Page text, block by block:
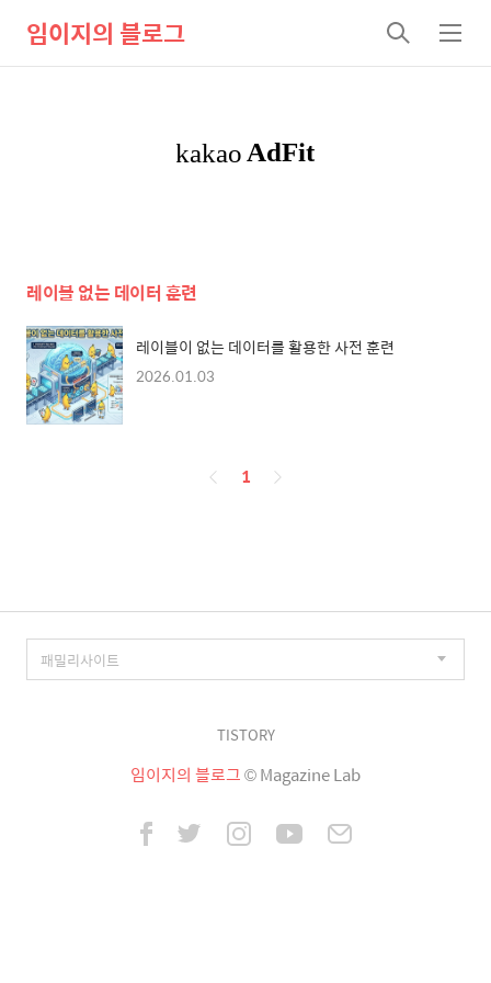
임이지의 블로그
검
색
메
뉴
레이블 없는 데이터 훈련
레이블이 없는 데이터를 활용한 사전 훈련
2026.01.03
페
1
TISTORY
임이지의 블로그© Magazine Lab